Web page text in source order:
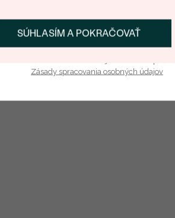
SÚHLASÍM A POKRAČOVAŤ
Prihlásiť sa a získať zľavu
Zásady spracovania osobných údajov